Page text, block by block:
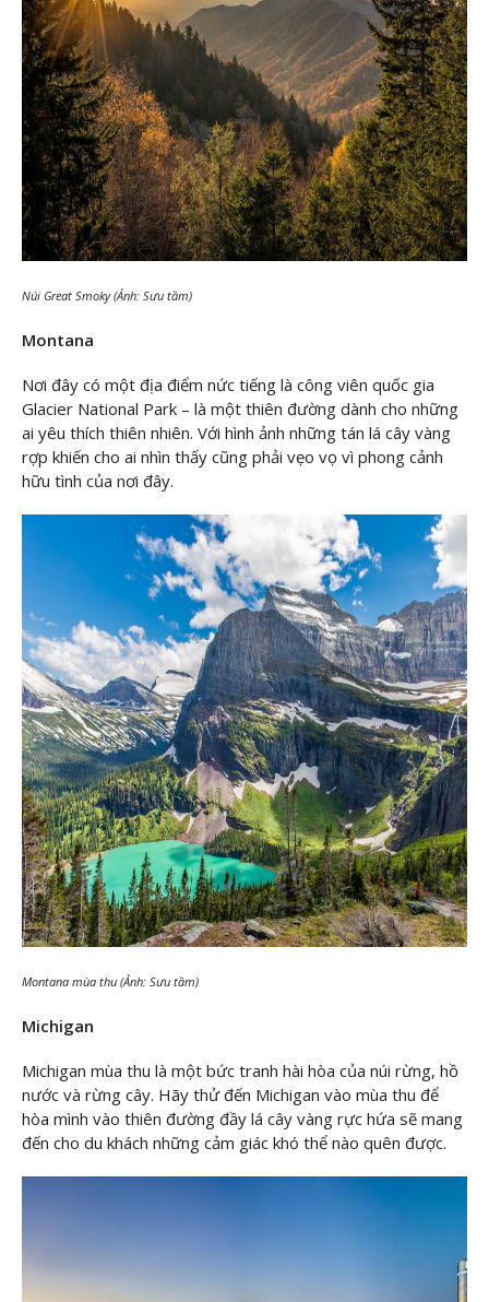
Núi Great Smoky (Ảnh: Sưu tầm)
Montana
Nơi đây có một địa điểm nức tiếng là công viên quốc gia
Glacier National Park – là một thiên đường dành cho những
ai yêu thích thiên nhiên. Với hình ảnh những tán lá cây vàng
rợp khiến cho ai nhìn thấy cũng phải vẹo vọ vì phong cảnh
hữu tình của nơi đây.
Montana mùa thu (Ảnh: Sưu tầm)
Michigan
Michigan mùa thu là một bức tranh hài hòa của núi rừng, hồ
nước và rừng cây. Hãy thử đến Michigan vào mùa thu để
hòa mình vào thiên đường đầy lá cây vàng rực hứa sẽ mang
đến cho du khách những cảm giác khó thể nào quên được.